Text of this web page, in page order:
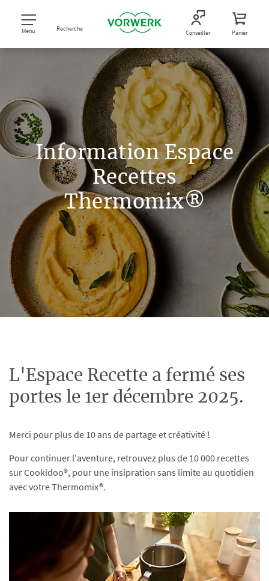
Menu Recherche Conseiller Panier
Information Espace
Recettes
Thermomix®
L'Espace Recette a fermé ses
portes le 1er décembre 2025.
Merci pour plus de 10 ans de partage et créativité !
Pour continuer l'aventure, retrouvez plus de 10 000 recettes
sur Cookidoo®, pour une insipration sans limite au quotidien
avec votre Thermomix®.